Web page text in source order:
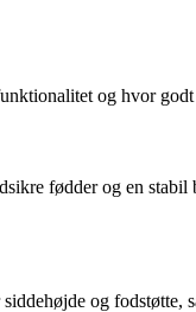
og hvor
fødder og en
og